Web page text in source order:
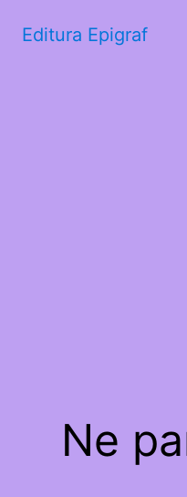
Editura Epigraf
Ne